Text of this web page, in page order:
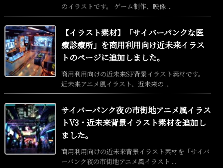
のイラストです。 ゲーム制作、映像 ...
【イラスト素材】「サイバーパンクな医
療診療所」を商用利用向け近未来イラス
トのページに追加しました。
商用利用向けの近未来SF背景イラスト素材です。
近未来アニメ風イラスト、近未来の ...
サイバーパンク夜の市街地アニメ風イラス
トV3・近未来背景イラスト素材を追加し
ました。
商用利用向けの近未来背景イラスト素材を「サイバ
ーパンク夜の市街地アニメ風イラスト ...